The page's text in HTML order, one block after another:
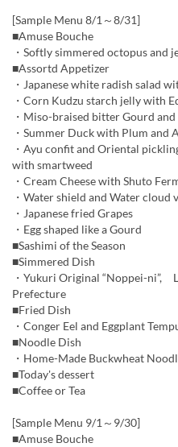
[Sample Menu 8/1～8/31]
■Amuse Bouche
・Softly simmered octopus and
■Assortd Appetizer
・Japanese white radish salad
・Corn Kudzu starch jelly with
・Miso-braised bitter Gourd
・Summer Duck with Plum and
・Ayu confit and Oriental
with smartweed
・Cream Cheese with Shuto
・Water shield and Water cloud
・Japanese fried Grapes
・Egg shaped like a Gourd
■Sashimi of the Season
■Simmered Dish
・Yukuri Original “Noppei-ni”,
Prefecture
■Fried Dish
・Conger Eel and Eggplant
■Noodle Dish
・Home-Made Buckwheat
■Today's dessert
■Coffee or Tea
[Sample Menu 9/1～9/30]
■Amuse Bouche